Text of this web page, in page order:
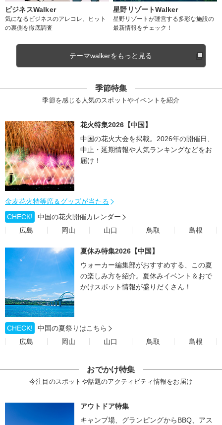
ビジネスWalker
気になるビジネスのアレコレ、ヒット
の裏側を徹底調査
星野リゾートWalker
星野リゾートが運営する多彩な施設の
最新情報をチェック！
テーマwalkerをもっと見る
季節特集
季節を感じる人気のスポットやイベントを紹介
花火特集2026【中国】
中国の花火大会を掲載。2026年の開催日、
中止・延期情報や人気ランキングなどをお
届け！
金麦花火特等席＆グッズが当たる
CHECK!
中国の花火開催カレンダー
広島
岡山 山口 鳥取 島根
夏休み特集2026【中国】
ウォーカー編集部がおすすめする、この夏
の楽しみ方を紹介。夏休みイベント＆おで
かけスポット情報が盛りだくさん！
CHECK!
中国の夏祭りはこちら
広島
岡山 山口 鳥取 島根
おでかけ特集
今注目のスポットや話題のアクティビティ情報をお届け
アウトドア特集
キャンプ場、グランピングからBBQ、アス